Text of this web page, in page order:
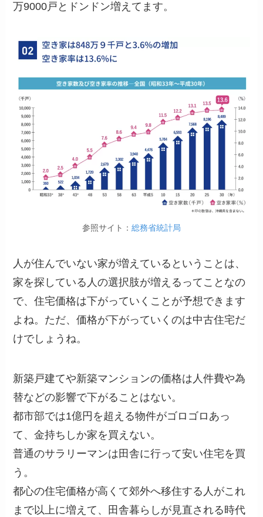
万9000戸とドンドン増えてます。
参照サイト： 総務省統計局
人が住んでいない家が増えているということは、
家を探している人の選択肢が増えるってことなの
で、住宅価格は下がっていくことが予想できます
よね。ただ、価格が下がっていくのは中古住宅だ
けでしょうね。
新築戸建てや新築マンションの価格は人件費や為
替などの影響で下がることはない。
都市部では1億円を超える物件がゴロゴロあっ
て、金持ちしか家を買えない。
普通のサラリーマンは田舎に行って安い住宅を買
う。
都心の住宅価格が高くて郊外へ移住する人がこれ
まで以上に増えて、田舎暮らしが見直される時代